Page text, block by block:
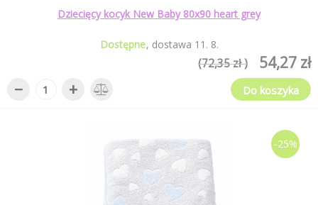
Dziecięcy kocyk New Baby 80x90 heart grey
Dostępne dostawa 11 . 8.
54,27 zł
(72,35 zł )
− + Do koszyka
-25%